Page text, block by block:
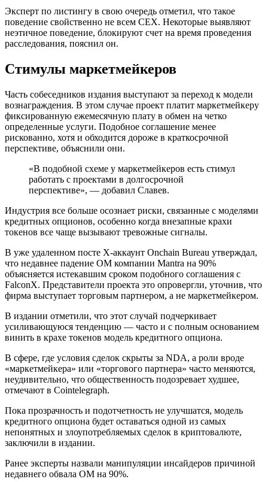
Эксперт по листингу в свою очередь отметил, что такое
поведение свойственно не всем CEX. Некоторые выявляют
неэтичное поведение, блокируют счет на время проведения
расследования, пояснил он.
Стимулы маркетмейкеров
Часть собеседников издания выступают за переход к модели
вознаграждения. В этом случае проект платит маркетмейкеру
фиксированную ежемесячную плату в обмен на четко
определенные услуги. Подобное соглашение менее
рискованно, хотя и обходится дороже в краткосрочной
перспективе, объяснили они.
«В подобной схеме у маркетмейкеров есть стимул
работать с проектами в долгосрочной
перспективе», — добавил Славев.
Индустрия все больше осознает риски, связанные с моделями
кредитных опционов, особенно когда внезапные крахи
токенов все чаще вызывают тревожные сигналы.
В уже удаленном посте X-аккаунт Onchain Bureau утверждал,
что недавнее падение OM компании Mantra на 90%
объясняется истекавшим сроком подобного соглашения с
FalconX. Представители проекта это опровергли, уточнив, что
фирма выступает торговым партнером, а не маркетмейкером.
В издании отметили, что этот случай подчеркивает
усиливающуюся тенденцию — часто и с полным основанием
винить в крахе токенов модель кредитного опциона.
В сфере, где условия сделок скрыты за NDA, а роли вроде
«маркетмейкера» или «торгового партнера» часто меняются,
неудивительно, что общественность подозревает худшее,
отмечают в Cointelegraph.
Пока прозрачность и подотчетность не улучшатся, модель
кредитного опциона будет оставаться одной из самых
непонятных и злоупотребляемых сделок в криптовалюте,
заключили в издании.
Ранее эксперты назвали манипуляции инсайдеров причиной
недавнего обвала OM на 90%.